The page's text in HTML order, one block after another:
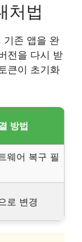
처법
기존 앱을 완
전을 다시 받
큰이 초기화
방법
웨어 복구 필
로 변경